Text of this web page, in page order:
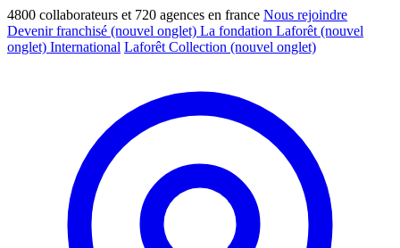
4800 collaborateurs et 720 agences en france Nous rejoindre
Devenir franchisé (nouvel onglet) La fondation Laforêt (nouvel
onglet) International Laforêt Collection (nouvel onglet)